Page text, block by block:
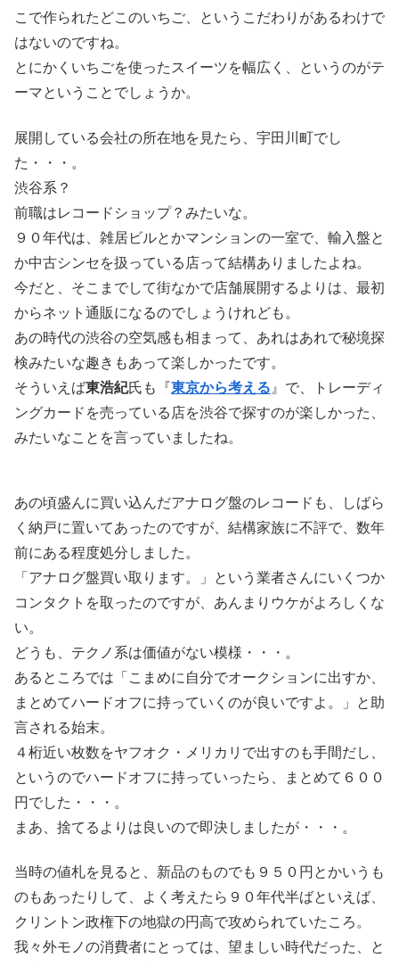
こで作られたどこのいちご、というこだわりがあるわけで
はないのですね。
とにかくいちごを使ったスイーツを幅広く、というのがテ
ーマということでしょうか。
展開している会社の所在地を見たら、宇田川町でし
た・・・。
渋谷系？
前職はレコードショップ？みたいな。
９０年代は、雑居ビルとかマンションの一室で、輸入盤と
か中古シンセを扱っている店って結構ありましたよね。
今だと、そこまでして街なかで店舗展開するよりは、最初
からネット通販になるのでしょうけれども。
あの時代の渋谷の空気感も相まって、あれはあれで秘境探
検みたいな趣きもあって楽しかったです。
そういえば東浩紀氏も『東京から考える 』で、トレーディ
ングカードを売っている店を渋谷で探すのが楽しかった、
みたいなことを言っていましたね。
あの頃盛んに買い込んだアナログ盤のレコードも、しばら
く納戸に置いてあったのですが、結構家族に不評で、数年
前にある程度処分しました。
「アナログ盤買い取ります。」という業者さんにいくつか
コンタクトを取ったのですが、あんまりウケがよろしくな
い。
どうも、テクノ系は価値がない模様・・・。
あるところでは「こまめに自分でオークションに出すか、
まとめてハードオフに持っていくのが良いですよ。」と助
言される始末。
４桁近い枚数をヤフオク・メリカリで出すのも手間だし、
というのでハードオフに持っていったら、まとめて６００
円でした・・・。
まあ、捨てるよりは良いので即決しましたが・・・。
当時の値札を見ると、新品のものでも９５０円とかいうも
のもあったりして、よく考えたら９０年代半ばといえば、
クリントン政権下の地獄の円高で攻められていたころ。
我々外モノの消費者にとっては、望ましい時代だった、と